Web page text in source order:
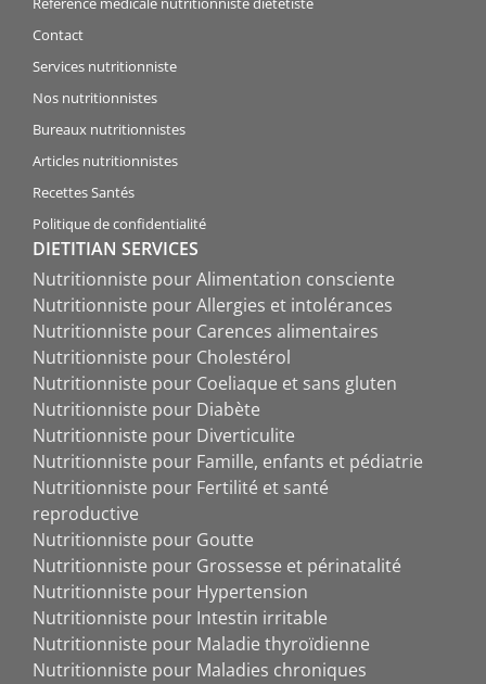
Contact
Services nutritionniste
Nos nutritionnistes
Bureaux nutritionnistes
Articles nutritionnistes
Recettes Santés
Politique de confidentialité
DIETITIAN SERVICES
Nutritionniste pour Alimentation consciente
Nutritionniste pour Allergies et intolérances
Nutritionniste pour Carences alimentaires
Nutritionniste pour Cholestérol
Nutritionniste pour Coeliaque et sans gluten
Nutritionniste pour Diabète
Nutritionniste pour Diverticulite
Nutritionniste pour Famille, enfants et pédiatrie
Nutritionniste pour Fertilité et santé
reproductive
Nutritionniste pour Goutte
Nutritionniste pour Grossesse et périnatalité
Nutritionniste pour Hypertension
Nutritionniste pour Intestin irritable
Nutritionniste pour Maladie thyroïdienne
Nutritionniste pour Maladies chroniques